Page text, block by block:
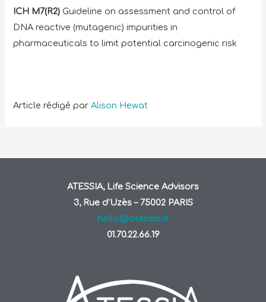
ICH M7(R2) Guideline on assessment and control of
DNA reactive (mutagenic) impurities in
pharmaceuticals to limit potential carcinogenic risk
Article rédigé parAlison Hewat
ATESSIA, Life Science Advisors
3, Rue d’Uzès – 75002 PARIS
hello@atessia.fr
01.70.22.66.19